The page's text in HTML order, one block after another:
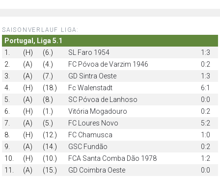
SAISONVERLAUF LIGA:
Portugal, Liga 5.1
1.
(H) (6.) SL Faro 1954
1:3
2.
(A) (4.) FC Póvoa de Varzim 1946
0:2
3.
(A) (7.) GD Sintra Oeste
1:3
4.
(H) (18.) Fc Walenstadt
6:1
5.
(A) (8.) SC Póvoa de Lanhoso
0:0
6.
(H) (1.) Vitória Mogadouro
0:2
7.
(A) (5.) FC Loures Novo
5:2
8.
(H) (12.) FC Chamusca
1:0
9.
(A) (14.) GSC Fundão
0:2
10.
(H) (10.) FCA Santa Comba Dão 1978
1:2
11.
(A) (15.) GD Coimbra Oeste
0:0